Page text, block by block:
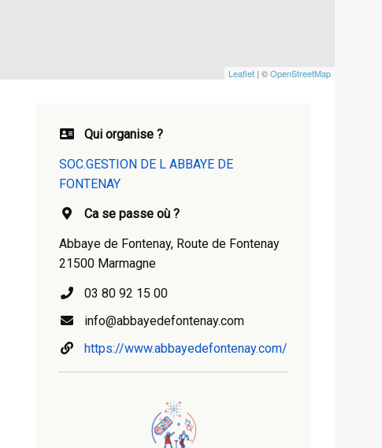
Leaflet | ©OpenStreetMap
Qui organise ?
SOC.GESTION DE L ABBAYE DE
FONTENAY
Ca se passe où ?
Abbaye de Fontenay, Route de Fontenay
21500 Marmagne
03 80 92 15 00
info@abbayedefontenay.com
https://www.abbayedefontenay.com/